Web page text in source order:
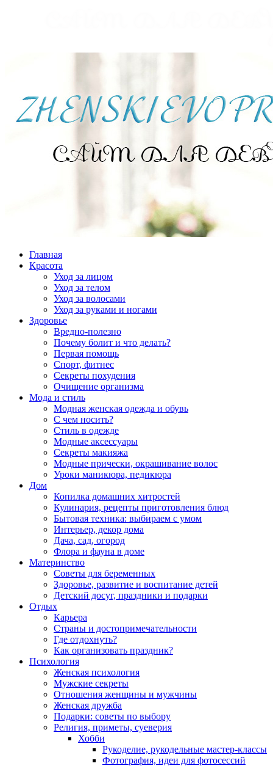
Главная
Красота
Уход за лицом
Уход за телом
Уход за волосами
Уход за руками и ногами
Здоровье
Вредно-полезно
Почему болит и что делать?
Первая помощь
Спорт, фитнес
Секреты похудения
Очищение организма
Мода и стиль
Модная женская одежда и обувь
С чем носить?
Стиль в одежде
Модные аксессуары
Секреты макияжа
Модные прически, окрашивание волос
Уроки маникюра, педикюра
Дом
Копилка домашних хитростей
Кулинария, рецепты приготовления блюд
Бытовая техника: выбираем с умом
Интерьер, декор дома
Дача, сад, огород
Флора и фауна в доме
Материнство
Советы для беременных
Здоровье, развитие и воспитание детей
Детский досуг, праздники и подарки
Отдых
Карьера
Страны и достопримечательности
Где отдохнуть?
Как организовать праздник?
Психология
Женская психология
Мужские секреты
Отношения женщины и мужчины
Женская дружба
Подарки: советы по выбору
Религия, приметы, суеверия
Хобби
Рукоделие, рукодельные мастер-классы
Фотография, идеи для фотосессий